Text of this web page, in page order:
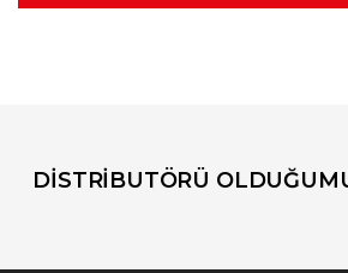
DİSTRİBUTÖRÜ